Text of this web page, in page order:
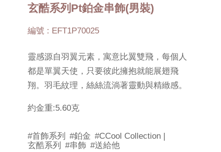
玄酷系列Pt鉑金串飾(男裝)
編號 : EFT1P70025
靈感源自羽翼元素，寓意比翼雙飛，每個人
都是單翼天使，只要彼此擁抱就能展翅飛
翔。羽毛紋理，絲絲流淌著靈動與精緻感。
約金重:5.60克
#首飾系列 #鉑金 #CCool Collection |
玄酷系列
#串飾 #送給他